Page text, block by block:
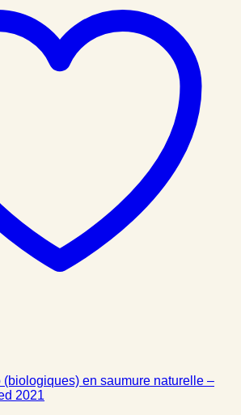
en saumure naturelle –
2021